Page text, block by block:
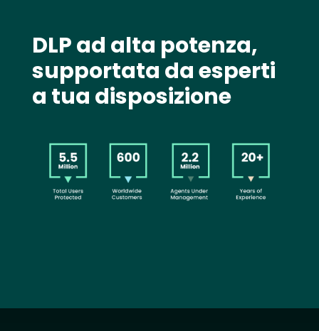
DLP ad alta potenza,
supportata da esperti
a tua disposizione
Image